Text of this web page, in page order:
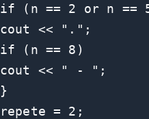
if (n == 2 or n ==
cout << ".";
if (n == 8)
cout << " - ";
}
repete = 2;